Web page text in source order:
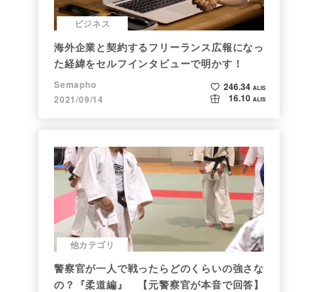
ビジネス
海外企業と契約するフリーランス広報になっ
た経緯をセルフインタビューで明かす！
Semapho
2021/09/14
246.34 ALIS
16.10 ALIS
他カテゴリ
警察官が一人で戦ったらどのくらいの強さな
の？『柔道編』 【元警察官が本音で回答】